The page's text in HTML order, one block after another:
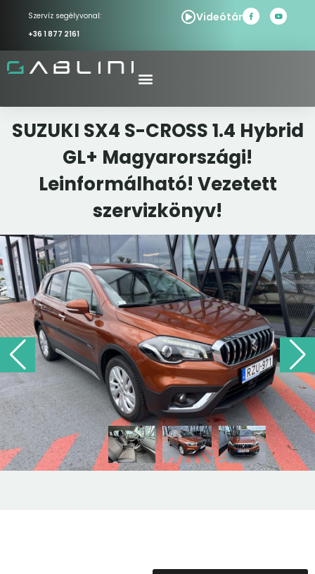
Szervíz segélyvonal:
+36 1 877 2161
Videótár
SUZUKI SX4 S-CROSS 1.4 Hybrid
GL+ Magyarországi!
Leinformálható! Vezetett
szervizkönyv!